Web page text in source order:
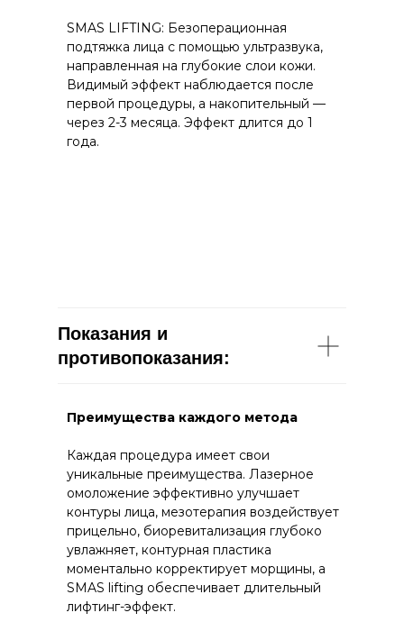
SMAS LIFTING: Безоперационная
подтяжка лица с помощью ультразвука,
направленная на глубокие слои кожи.
Видимый эффект наблюдается после
первой процедуры, а накопительный —
через 2-3 месяца. Эффект длится до 1
года.
Показания и
противопоказания:
Преимущества каждого метода
Каждая процедура имеет свои
уникальные преимущества. Лазерное
омоложение эффективно улучшает
контуры лица, мезотерапия воздействует
прицельно, биоревитализация глубоко
увлажняет, контурная пластика
моментально корректирует морщины, а
SMAS lifting обеспечивает длительный
лифтинг-эффект.